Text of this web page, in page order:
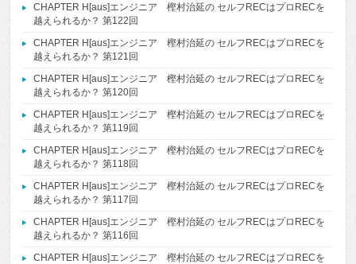
CHAPTER H[aus]エンジニア 樫村治延の セルフRECはプロRECを
越えられるか？ 第122回
CHAPTER H[aus]エンジニア 樫村治延の セルフRECはプロRECを
越えられるか？ 第121回
CHAPTER H[aus]エンジニア 樫村治延の セルフRECはプロRECを
越えられるか？ 第120回
CHAPTER H[aus]エンジニア 樫村治延の セルフRECはプロRECを
越えられるか？ 第119回
CHAPTER H[aus]エンジニア 樫村治延の セルフRECはプロRECを
越えられるか？ 第118回
CHAPTER H[aus]エンジニア 樫村治延の セルフRECはプロRECを
越えられるか？ 第117回
CHAPTER H[aus]エンジニア 樫村治延の セルフRECはプロRECを
越えられるか？ 第116回
CHAPTER H[aus]エンジニア 樫村治延の セルフRECはプロRECを